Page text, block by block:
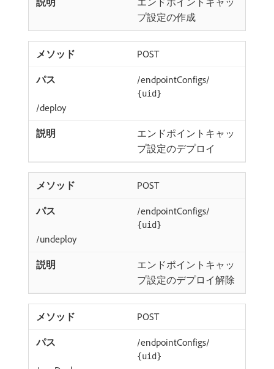
プ設定の作成
POST
/endpointConfigs/
{uid}
/deploy
エンドポイントキャッ
プ設定のデプロイ
POST
/endpointConfigs/
{uid}
/undeploy
エンドポイントキャッ
プ設定のデプロイ解除
POST
/endpointConfigs/
{uid}